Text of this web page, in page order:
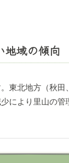
地域の傾向
東北地方（秋
により里山の